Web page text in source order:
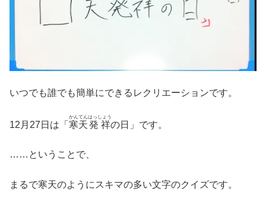
いつでも誰でも簡単にできるレクリエーションです。
12月27日は「 寒天
かんてん
発祥
はっしょう
の日」です。
……ということで、
まるで寒天のようにスキマの多い文字のクイズです。